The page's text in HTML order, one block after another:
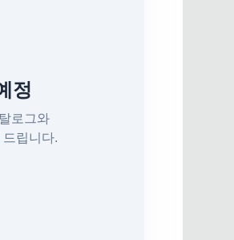
정
로그와
립니다.